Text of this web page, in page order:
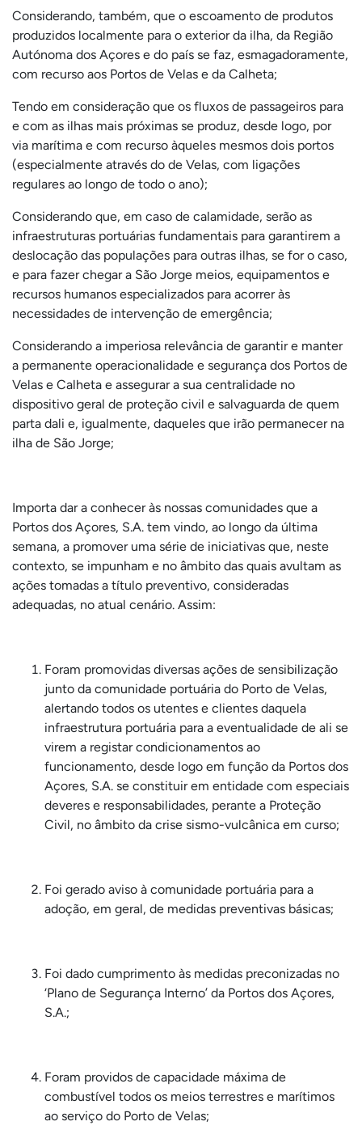
Considerando, também, que o escoamento de produtos
produzidos localmente para o exterior da ilha, da Região
Autónoma dos Açores e do país se faz, esmagadoramente,
com recurso aos Portos de Velas e da Calheta;
Tendo em consideração que os fluxos de passageiros para
e com as ilhas mais próximas se produz, desde logo, por
via marítima e com recurso àqueles mesmos dois portos
(especialmente através do de Velas, com ligações
regulares ao longo de todo o ano);
Considerando que, em caso de calamidade, serão as
infraestruturas portuárias fundamentais para garantirem a
deslocação das populações para outras ilhas, se for o caso,
e para fazer chegar a São Jorge meios, equipamentos e
recursos humanos especializados para acorrer às
necessidades de intervenção de emergência;
Considerando a imperiosa relevância de garantir e manter
a permanente operacionalidade e segurança dos Portos de
Velas e Calheta e assegurar a sua centralidade no
dispositivo geral de proteção civil e salvaguarda de quem
parta dali e, igualmente, daqueles que irão permanecer na
ilha de São Jorge;
Importa dar a conhecer às nossas comunidades que a
Portos dos Açores, S.A. tem vindo, ao longo da última
semana, a promover uma série de iniciativas que, neste
contexto, se impunham e no âmbito das quais avultam as
ações tomadas a título preventivo, consideradas
adequadas, no atual cenário. Assim:
Foram promovidas diversas ações de sensibilização
junto da comunidade portuária do Porto de Velas,
alertando todos os utentes e clientes daquela
infraestrutura portuária para a eventualidade de ali se
virem a registar condicionamentos ao
funcionamento, desde logo em função da Portos dos
Açores, S.A. se constituir em entidade com especiais
deveres e responsabilidades, perante a Proteção
Civil, no âmbito da crise sismo-vulcânica em curso;
Foi gerado aviso à comunidade portuária para a
adoção, em geral, de medidas preventivas básicas;
Foi dado cumprimento às medidas preconizadas no
‘Plano de Segurança Interno’ da Portos dos Açores,
S.A.;
Foram providos de capacidade máxima de
combustível todos os meios terrestres e marítimos
ao serviço do Porto de Velas;